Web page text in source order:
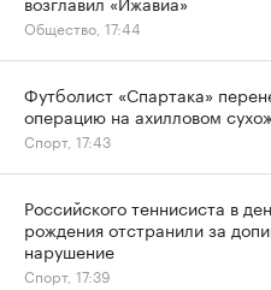
Общество, 17:44
Футболист «Спартака»
операцию на ахилловом
Спорт, 17:43
Российского теннисиста в
рождения отстранили за
нарушение
Спорт, 17:39